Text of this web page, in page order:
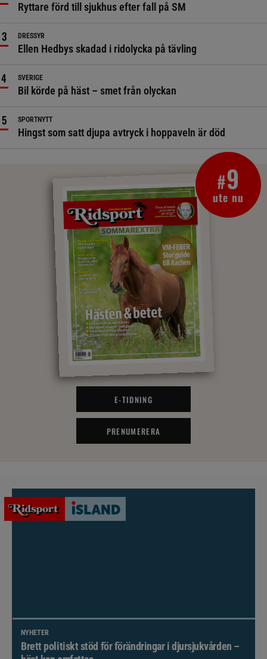
Ryttare förd till sjukhus efter fall på SM
DRESSYR
Ellen Hedbys skadad i ridolycka på tävling
SVERIGE
Bil körde på häst – smet från olyckan
SPORTNYTT
Hingst som satt djupa avtryck i hoppaveln är död
#9
ute nu
E-TIDNING
PRENUMERERA
NYHETER
Brett politiskt stöd för förändringar i djursjukvården –